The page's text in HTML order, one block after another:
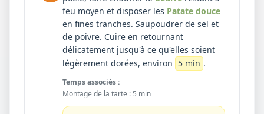
feu moyen et disposer les Patate douce
en fines tranches. Saupoudrer de sel et
de poivre. Cuire en retournant
délicatement jusqu'à ce qu'elles soient
légèrement dorées, environ 5 min .
Temps associés :
Montage de la tarte : 5 min